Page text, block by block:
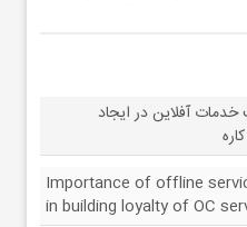
آفلاین در ایجاد
Importance of offline
in building loyalty of OC